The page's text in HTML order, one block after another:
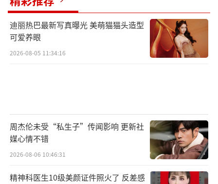
迪丽热巴最新写真曝光 美萌猫猫头造型
可爱养眼
2026-08-05 11:34:16
周杰伦未受“私生子”传闻影响 更新社
媒心情不错
2026-08-06 10:46:31
精神科医生10级美颜证件照火了 反差感